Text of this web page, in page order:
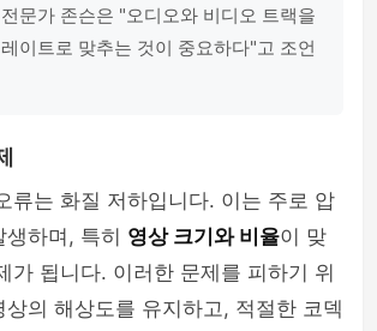
문가 존슨은 "오디오와 비디오 트랙을
이트로 맞추는 것이 중요하다"고 조언
류는 화질 저하입니다. 이는 주로 압
하며, 특히 영상 크기와 비율이 맞
가 됩니다. 이러한 문제를 피하기 위
의 해상도를 유지하고, 적절한 코덱